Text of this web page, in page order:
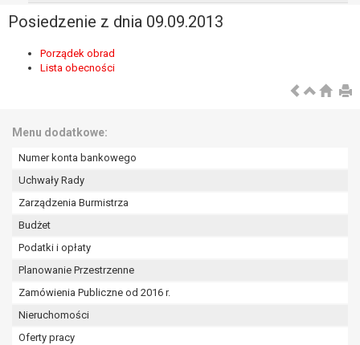
Posiedzenie z dnia 09.09.2013
Porządek obrad
Lista obecności
Menu dodatkowe:
Numer konta bankowego
Uchwały Rady
Zarządzenia Burmistrza
Budżet
Podatki i opłaty
Planowanie Przestrzenne
Zamówienia Publiczne od 2016 r.
Nieruchomości
Oferty pracy
zgody wyrażonej przez tą osobę,
przetwarzanie odbywa się w sposób
prawo sprzeciwu wobec przetwarzania
przetwarzania danych osobowych, którego
interesie publicznym lub w ramach
powierzonej administratorowi bądź
realizowanych przez administratora
lub przez stronę trzecią.